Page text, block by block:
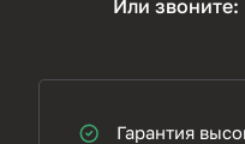
Или звоните:
Гарантия